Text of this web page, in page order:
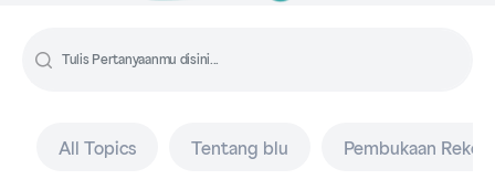
All Topics Tentang blu Pembukaan